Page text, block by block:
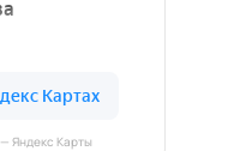
Яндекс Карты